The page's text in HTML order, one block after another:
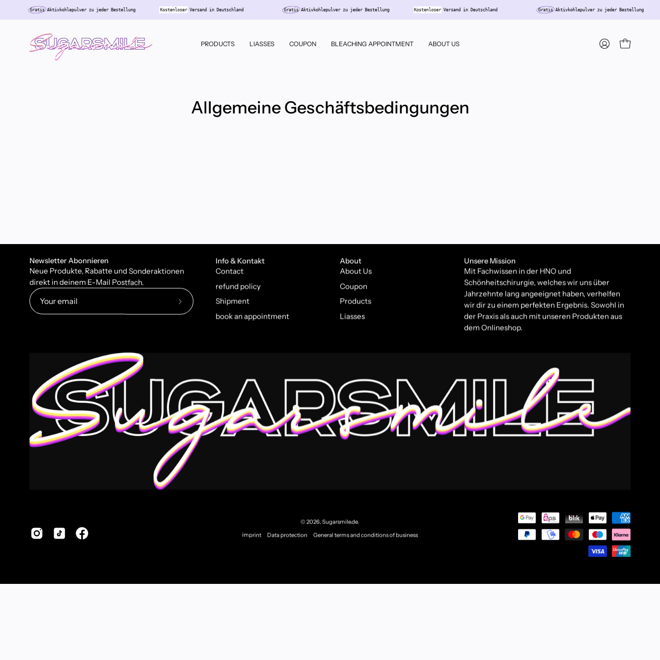
GratisAktivkohlepulver zu jeder Bestellung KostenloserVersand in Deutschland GratisAktivkohlepulver zu jeder Bestellung KostenloserVersand in Deutschland GratisAktivkohlepulver zu jeder Bestellung
PRODUCTS LIASSES COUPON BLEACHING APPOINTMENT ABOUT US
MY
OPEN CART
Allgemeine Geschäftsbedingungen
Newsletter Abonnieren
Neue Produkte, Rabatte und Sonderaktionen
direkt in deinem E-Mail Postfach.
Subscribe
Info & Kontakt
Contact
refund policy
Shipment
book an appointment
About
About Us
Coupon
Products
Liasses
Unsere Mission
Mit Fachwissen in der HNO und
Schönheitschirurgie, welches wir uns über
Jahrzehnte lang angeeignet haben, verhelfen
wir dir zu einem perfekten Ergebnis. Sowohl in
der Praxis als auch mit unseren Produkten aus
dem Onlineshop.
© 2026,Sugarsmile.de.
imprint
Data protection General terms and conditions of business